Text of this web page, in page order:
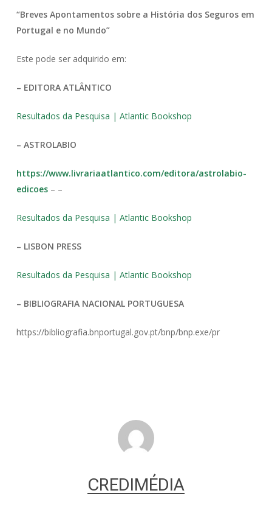
“Breves Apontamentos sobre a História dos Seguros em
Portugal e no Mundo”
Este pode ser adquirido em:
– EDITORA ATLÂNTICO
Resultados da Pesquisa | Atlantic Bookshop
– ASTROLABIO
https://www.livrariaatlantico.com/editora/astrolabio-
edicoes– –
Resultados da Pesquisa | Atlantic Bookshop
– LISBON PRESS
Resultados da Pesquisa | Atlantic Bookshop
– BIBLIOGRAFIA NACIONAL PORTUGUESA
https://bibliografia.bnportugal.gov.pt/bnp/bnp.exe/pr
CREDIMÉDIA